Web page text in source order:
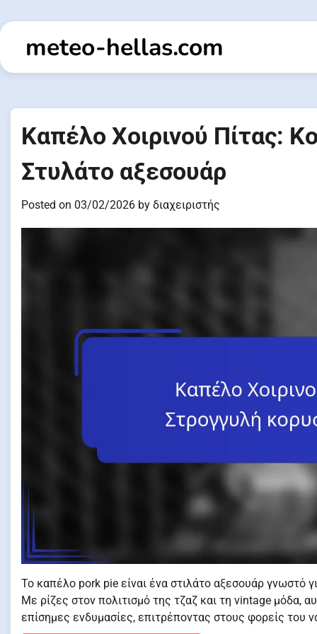
to
contentmeteo-hellas.com
Καπέλο Χοιρινού Πίτας:
Στυλάτο αξεσουάρ
Posted on 03/02/2026 by διαχειριστής
Το καπέλο pork pie είναι ένα στιλάτο αξεσουάρ γνωστό
Με ρίζες στον πολιτισμό της τζαζ και τη vintage μόδα,
επίσημες ενδυμασίες, επιτρέποντας στους φορείς του